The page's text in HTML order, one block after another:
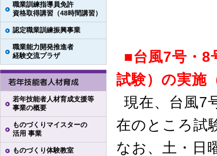
■台風7号・8
試験）の実施
現在、台風7
在のところ試
なお、土・日
職業訓練指導員免許
資格取得講習（48時間講習）
認定職業訓練振興事業
職業能力開発推進者
経験交流プラザ
若年技能者人材育成支援等
事業の概要
ものづくりマイスターの
活用 事業
ものづくり体験教室